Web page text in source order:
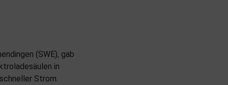
(SWE), gab
in
Strom.